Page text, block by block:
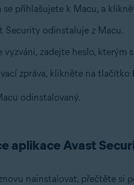
se přihlašujete k Macu, a
Security odinstaluje z Macu.
vyzváni, zadejte heslo,
zpráva, klikněte na tlačítko
odinstalovaný.
aplikace Avast
nainstalovat, přečtěte si